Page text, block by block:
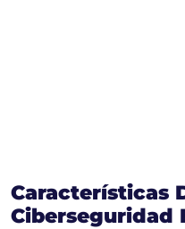
Características
Ciberseguridad